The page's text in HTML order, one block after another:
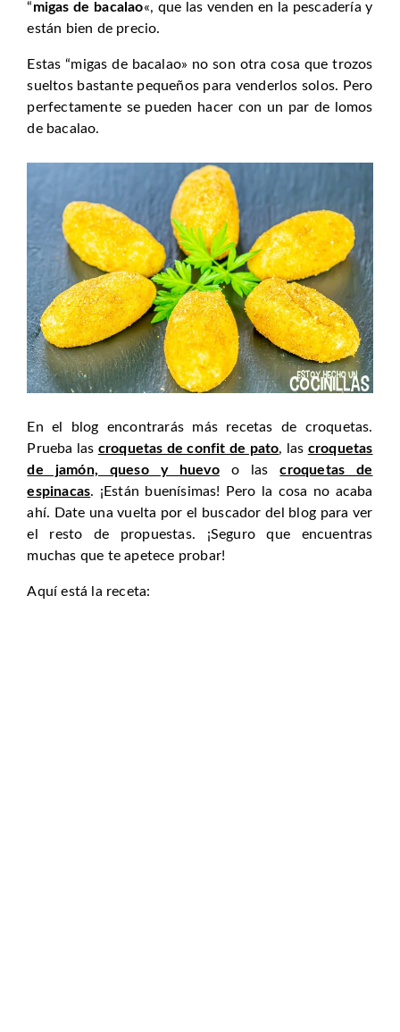
“migas de bacalao«, que las venden en la pescadería y
están bien de precio.
Estas “migas de bacalao» no son otra cosa que trozos
sueltos bastante pequeños para venderlos solos. Pero
perfectamente se pueden hacer con un par de lomos
de bacalao.
En el blog encontrarás más recetas de croquetas.
Prueba las croquetas de confit de pato, las croquetas
de jamón, queso y huevoo lascroquetas de
espinacas. ¡Están buenísimas! Pero la cosa no acaba
ahí. Date una vuelta por el buscador del blog para ver
el resto de propuestas. ¡Seguro que encuentras
muchas que te apetece probar!
Aquí está la receta: